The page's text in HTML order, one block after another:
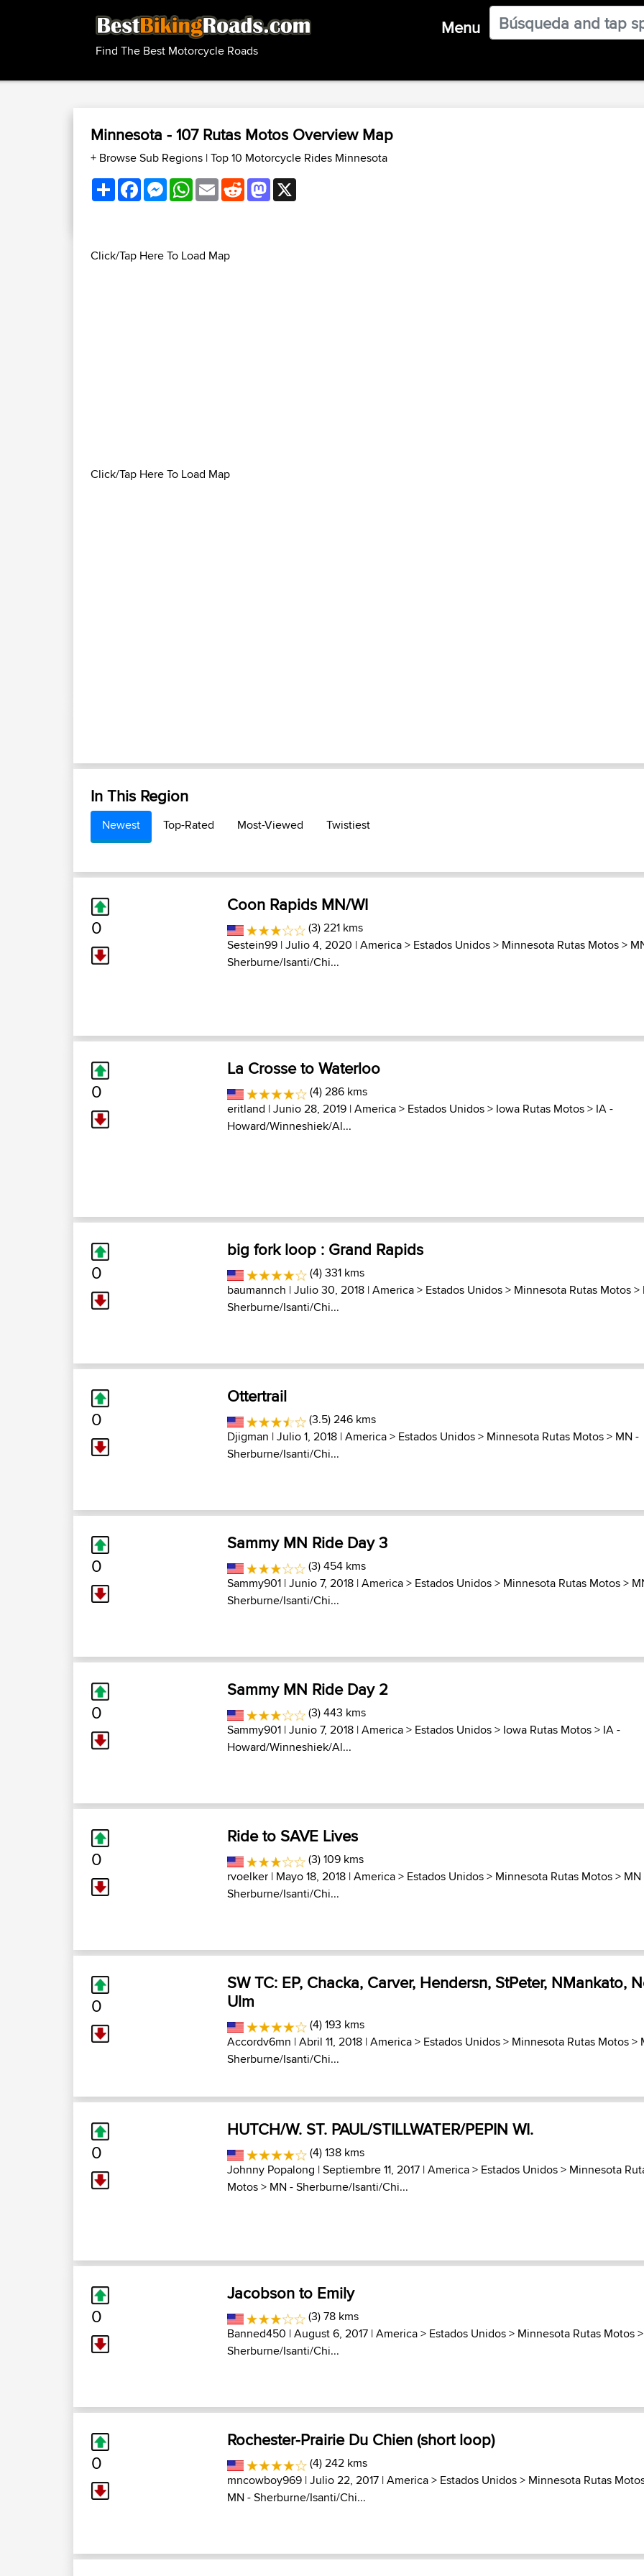
Find The Best Motorcycle Roads
Menu
Minnesota - 107 Rutas Motos Overview Map
+ Browse Sub Regions |Top 10 Motorcycle Rides Minnesota
ShareFacebookMessenger
WhatsApp
EmailRedditMastodon
Click/Tap Here To Load Map
Click/Tap Here To Load Map
In This Region
Newest Top-Rated Most-Viewed Twistiest
0
Coon Rapids MN/WI
(3) 221 kms
Sestein99 | Julio 4, 2020 |America> Estados Unidos> Minnesota Rutas Motos>
Sherburne/Isanti/Chi...
0
La Crosse to Waterloo
(4) 286 kms
eritland | Junio 28, 2019 |America> Estados Unidos> Iowa Rutas Motos> IA -
Howard/Winneshiek/Al...
0
big fork loop : Grand Rapids
(4) 331 kms
baumannch | Julio 30, 2018 |America> Estados Unidos> Minnesota Rutas Motos>
Sherburne/Isanti/Chi...
0
Ottertrail
(3.5) 246 kms
Djigman | Julio 1, 2018 |America> Estados Unidos> Minnesota Rutas Motos> MN -
Sherburne/Isanti/Chi...
0
Sammy MN Ride Day 3
(3) 454 kms
Sammy901 | Junio 7, 2018 |America> Estados Unidos> Minnesota Rutas Motos>
Sherburne/Isanti/Chi...
0
Sammy MN Ride Day 2
(3) 443 kms
Sammy901 | Junio 7, 2018 |America> Estados Unidos> Iowa Rutas Motos> IA -
Howard/Winneshiek/Al...
0
Ride to SAVE Lives
(3) 109 kms
rvoelker | Mayo 18, 2018 |America> Estados Unidos> Minnesota Rutas Motos> MN
Sherburne/Isanti/Chi...
0
SW TC: EP, Chacka, Carver, Hendersn, StPeter, NMankato,
Ulm
(4) 193 kms
Accordv6mn | Abril 11, 2018 |America> Estados Unidos> Minnesota Rutas Motos>
Sherburne/Isanti/Chi...
0
HUTCH/W. ST. PAUL/STILLWATER/PEPIN WI.
(4) 138 kms
Johnny Popalong | Septiembre 11, 2017 |America> Estados Unidos> Minnesota
Motos> MN - Sherburne/Isanti/Chi...
0
Jacobson to Emily
(3) 78 kms
Banned450 | August 6, 2017 |America> Estados Unidos> Minnesota Rutas Motos
Sherburne/Isanti/Chi...
0
Rochester-Prairie Du Chien (short loop)
(4) 242 kms
mncowboy969 | Julio 22, 2017 |America> Estados Unidos> Minnesota Rutas
MN - Sherburne/Isanti/Chi...